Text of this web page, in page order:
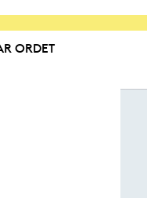
ORDET